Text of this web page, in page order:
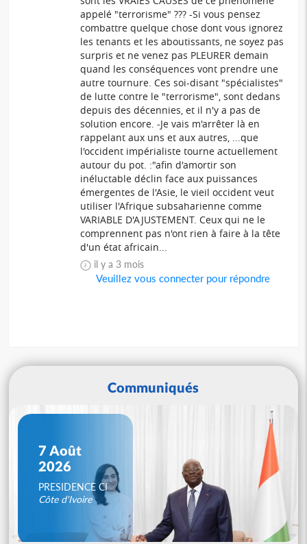
appelé "terrorisme" ??? -Si vous pensez
combattre quelque chose dont vous ignorez
les tenants et les aboutissants, ne soyez pas
surpris et ne venez pas PLEURER demain
quand les conséquences vont prendre une
autre tournure. Ces soi-disant "spécialistes"
de lutte contre le "terrorisme", sont dedans
depuis des décennies, et il n'y a pas de
solution encore. -Je vais m'arrêter là en
rappelant aux uns et aux autres, ...que
l'occident impérialiste tourne actuellement
autour du pot. :"afin d'amortir son
inéluctable déclin face aux puissances
émergentes de l'Asie, le vieil occident veut
utiliser l'Afrique subsaharienne comme
VARIABLE D'AJUSTEMENT. Ceux qui ne le
comprennent pas n'ont rien à faire à la tête
d'un état africain...
il y a 3 mois
Veuillez vous connecter pour répondre
Communiqués
7 Août
2026
PRESIDENCE CI
Côte d'Ivoire